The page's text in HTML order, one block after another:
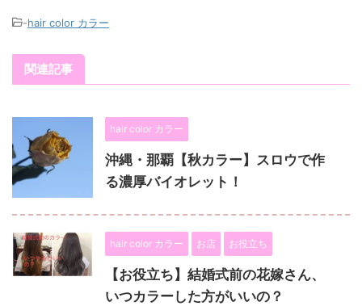
-hair color カラー
関連記事
hair color カラー
沖縄・那覇【秋カラー】スロウで作
る濃厚バイオレット！
hair color カラー お店 お役立ち
【お役立ち】結婚式前の花嫁さん、
いつカラーした方がいいの？